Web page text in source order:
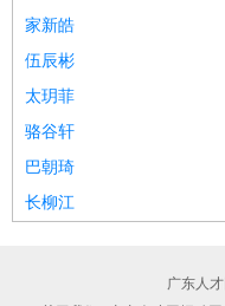
家新皓
伍辰彬
太玥菲
骆谷轩
巴朝琦
长柳江
广东人